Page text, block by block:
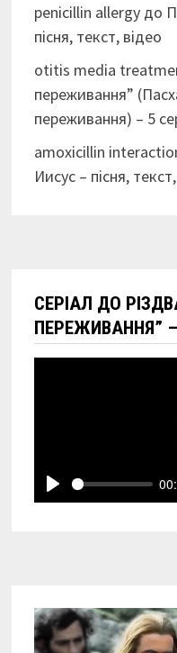
penicillin allergy до
пісня, текст, відео
otitis media
переживання”
переживання) – 5
amoxicillin
Иисус – пісня,
СЕРІАЛ ДО
ПЕРЕЖИВАННЯ” –